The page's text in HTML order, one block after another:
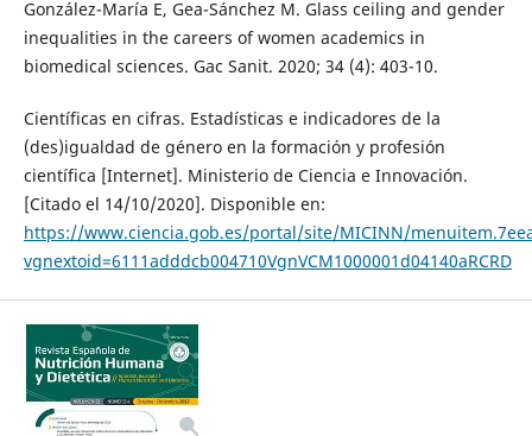
González-María E, Gea-Sánchez M. Glass ceiling and gender
inequalities in the careers of women academics in
biomedical sciences. Gac Sanit. 2020; 34 (4): 403-10.
Científicas en cifras. Estadísticas e indicadores de la
(des)igualdad de género en la formación y profesión
científica [Internet]. Ministerio de Ciencia e Innovación.
[Citado el 14/10/2020]. Disponible en:
https://www.ciencia.gob.es/portal/site/MICINN/
vgnextoid=6111adddcb004710VgnVCM1000001d04140aRCRD